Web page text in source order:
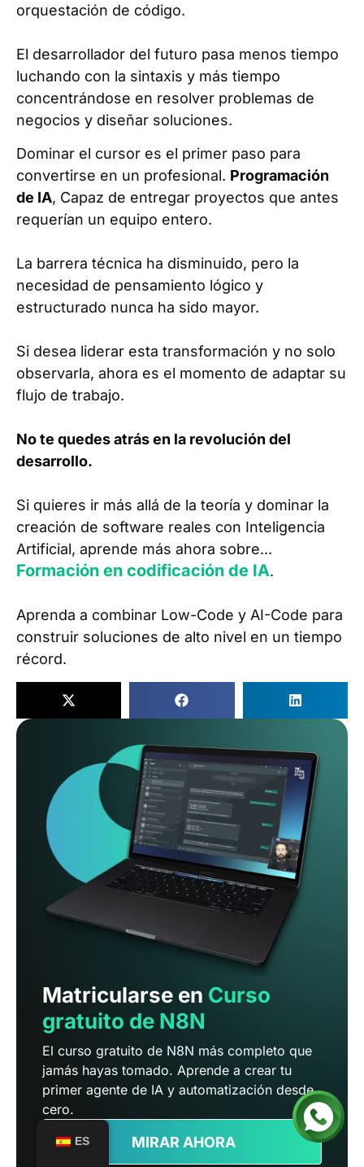
orquestación de código.
El desarrollador del futuro pasa menos tiempo
luchando con la sintaxis y más tiempo
concentrándose en resolver problemas de
negocios y diseñar soluciones.
Dominar el cursor es el primer paso para
convertirse en un profesional. Programación
de IA, Capaz de entregar proyectos que antes
requerían un equipo entero.
La barrera técnica ha disminuido, pero la
necesidad de pensamiento lógico y
estructurado nunca ha sido mayor.
Si desea liderar esta transformación y no solo
observarla, ahora es el momento de adaptar su
flujo de trabajo.
No te quedes atrás en la revolución del
desarrollo.
Si quieres ir más allá de la teoría y dominar la
creación de software reales con Inteligencia
Artificial, aprende más ahora sobre...
Formación en codificación de IA.
Aprenda a combinar Low-Code y AI-Code para
construir soluciones de alto nivel en un tiempo
récord.
Matricularse en Curso
gratuito de N8N
El curso gratuito de N8N más completo que
jamás hayas tomado. Aprende a crear tu
primer agente de IA y automatización desde
cero.
MIRAR AHORA
ES